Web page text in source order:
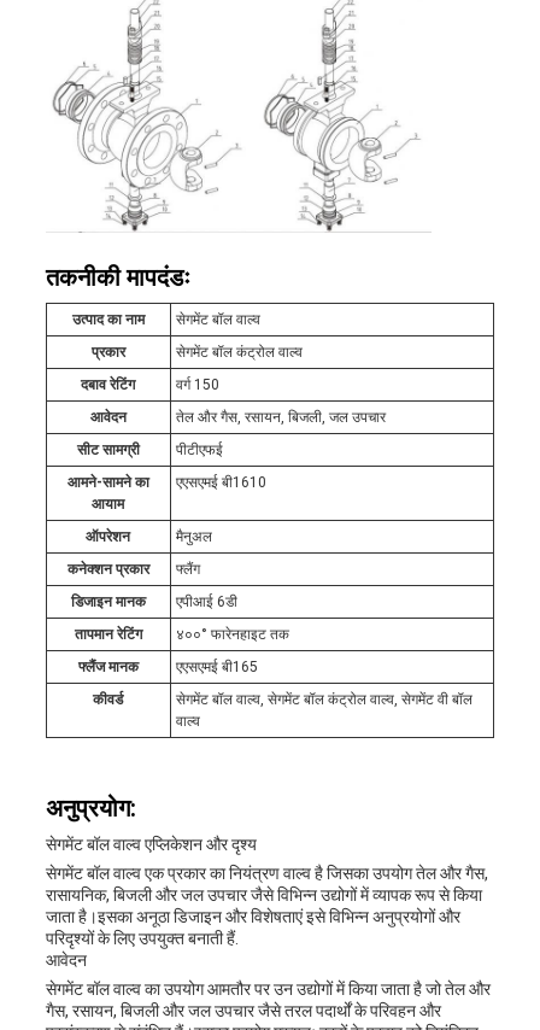
तकनीकी मापदंडः
उत्पाद का नाम
सेगमेंट बॉल वाल्व
प्रकार
सेगमेंट बॉल कंट्रोल वाल्व
दबाव रेटिंग
वर्ग 150
आवेदन
तेल और गैस, रसायन, बिजली, जल उपचार
सीट सामग्री
पीटीएफई
आमने-सामने का
आयाम
एएसएमई बी1610
ऑपरेशन
मैनुअल
कनेक्शन प्रकार
फ्लैंग
डिजाइन मानक
एपीआई 6डी
तापमान रेटिंग
४००° फारेनहाइट तक
फ्लैंज मानक
एएसएमई बी165
कीवर्ड
सेगमेंट बॉल वाल्व, सेगमेंट बॉल कंट्रोल वाल्व, सेगमेंट वी बॉल
वाल्व
अनुप्रयोग:
सेगमेंट बॉल वाल्व एप्लिकेशन और दृश्य
सेगमेंट बॉल वाल्व एक प्रकार का नियंत्रण वाल्व है जिसका उपयोग तेल और गैस,
रासायनिक, बिजली और जल उपचार जैसे विभिन्न उद्योगों में व्यापक रूप से किया
जाता है।इसका अनूठा डिजाइन और विशेषताएं इसे विभिन्न अनुप्रयोगों और
परिदृश्यों के लिए उपयुक्त बनाती हैं.
आवेदन
सेगमेंट बॉल वाल्व का उपयोग आमतौर पर उन उद्योगों में किया जाता है जो तेल और
गैस, रसायन, बिजली और जल उपचार जैसे तरल पदार्थों के परिवहन और